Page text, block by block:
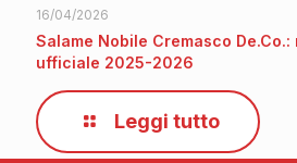
16/04/2026
Salame Nobile Cremasco
ufficiale 2025-2026
Leggi tutto